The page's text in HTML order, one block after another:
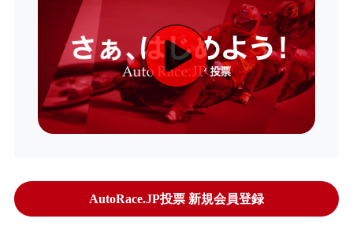
AutoRace.JP投票 新規会員登録